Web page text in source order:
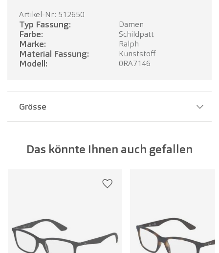
Artikel-Nr.: 512650
Typ Fassung: Damen
Farbe: Schildpatt
Marke: Ralph
Material Fassung: Kunststoff
Modell: 0RA7146
Grösse
Glasbreite: 53 mm
Das könnte Ihnen auch gefallen